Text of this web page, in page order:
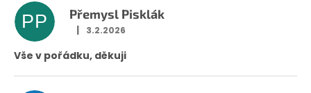
p
i
h
o
PP Přemysl Pisklák
Hodnocení obchodu je 5 z 5 hvězdiček.
| 3.2.2026
Vše v pořádku, děkuji